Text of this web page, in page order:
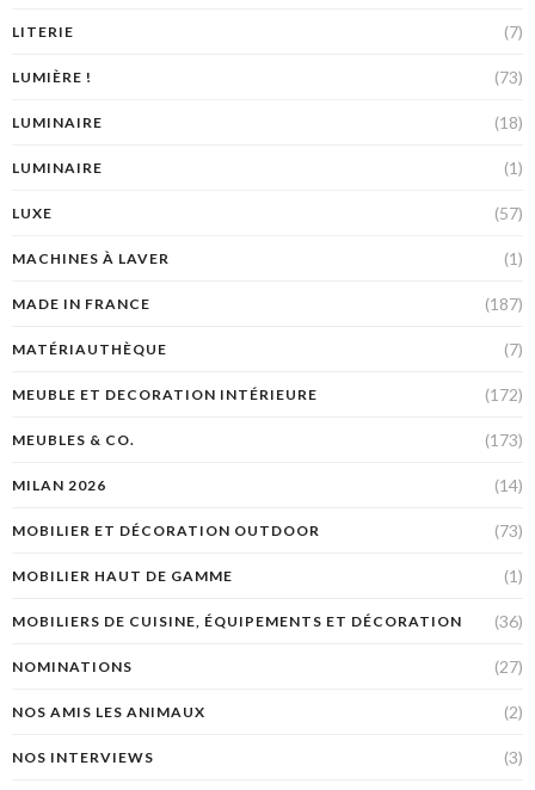
LITERIE (7)
LUMIÈRE ! (73)
LUMINAIRE (18)
LUMINAIRE (1)
LUXE (57)
MACHINES À LAVER (1)
MADE IN FRANCE (187)
MATÉRIAUTHÈQUE (7)
MEUBLE ET DECORATION INTÉRIEURE (172)
MEUBLES & CO. (173)
MILAN 2026 (14)
MOBILIER ET DÉCORATION OUTDOOR (73)
MOBILIER HAUT DE GAMME (1)
MOBILIERS DE CUISINE, ÉQUIPEMENTS ET DÉCORATION (36)
NOMINATIONS (27)
NOS AMIS LES ANIMAUX (2)
NOS INTERVIEWS (3)